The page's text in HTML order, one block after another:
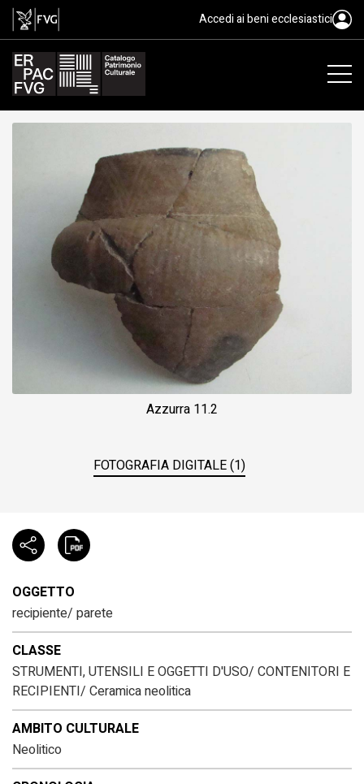
recipiente/ parete, Neolitico,
Accedi ai beni ecclesiastici
Azzurra 11.2
FOTOGRAFIA DIGITALE (1)
OGGETTO
recipiente/ parete
CLASSE
STRUMENTI, UTENSILI E OGGETTI D'USO/ CONTENITORI E
RECIPIENTI/ Ceramica neolitica
AMBITO CULTURALE
Neolitico